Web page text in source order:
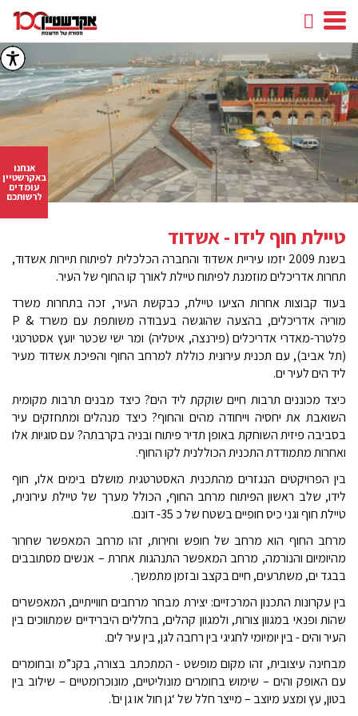
חיפוש
facebook
youtube
instagram
טיילת חוף לידו - אשדוד
בשנת 2009 יזמו עיריית אשדוד והחברה הכלכלית לפיתוח תיירות אשדוד,
תחרות אדריכלים מוזמנת לפיתוח טיילת לאורך קו החוף של העיר.
בעוד קבוצות אחרות הציעו טיילת, כבקשת העיר, זכה בתחרות משרד
מוריה אדריכלים, בהצעה שהוגשה בעבודה משותפת עם משרד & P
פלטרר-מאדרי אדריכלים (פירנצה, איטליה) ומר ישי שכטר יועץ אסטרטגי
(תל אביב), עם תכנית עירונית כוללת למרחב החוף והפיכת אשדוד מעיר
ליד הים לעיר ים.
כיצד מכוננים תרבות חיים שוקקת ליד הים? כיצד מבנים תרבות מקומית
השואבת את יחסיה וייחודה מהים והחוף? כיצד מנהלים ומתחזקים עיר
בסביבה פיזית השוחקת באופן תדיר פיתוח ובניה בקרבתה? עם סוגיות אלו
ואחרות מתמודדת התכנית הכוללנית לקו החוף.
בין הפרויקטים הנגזרים מהתכנית האסטרטגית מושלם בימים אלו, חוף
לידו, שלב ראשון הפיתוח מרחב החוף, הכולל מערך של טיילת עירונית,
טיילת חוף וגני כיס חופיים בשטח של כ 35- דונם.
מרחב החוף הוא מרחב של חופש וחירות, זהו מרחב המאפשר שחרור
מהיומיום והנורמה, מרחב המאפשר התנהגות אחרת – אנשים מסתובבים
בבגד ים, משתרעים, חיים בקצב ובזמן מתמשך.
בין עקרונות התכנון המרכזיים: יצירת מבחר מרחבים חווייתיים, המאפשרים
שהות ופנאי במגוון צורות, ולמגוון קהלים, בחללים היברידיים שמתווכים בין
העיר והים - בין יומיומי לחגיגי בין רחבה לגן, בין עיר לים.
מבחינה עיצובית, זהו מקום מופשט - המתכתב בצורה, בקנ”מ ובחומרים
עם האופק והים – שימוש בחומרים מונוליטיים, מונוכרומטיים – שילוב בין
בטון, עץ ומצע מיוצב – מייצר חלל של ‘גן חול או גן ים’.
אנחנו
באקרשטיין
עומדים
לרשותכם